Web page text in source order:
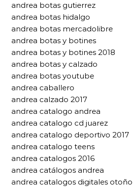
andrea botas gutierrez
andrea botas hidalgo
andrea botas mercadolibre
andrea botas y botines
andrea botas y botines 2018
andrea botas y calzado
andrea botas youtube
andrea caballero
andrea calzado 2017
andrea catalogo andrea
andrea catalogo cd juarez
andrea catalogo deportivo 2017
andrea catalogo teens
andrea catalogos 2016
andrea catálogos andrea
andrea catalogos digitales